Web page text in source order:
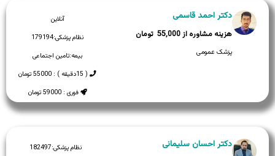
آنلاین
نظام پزشکی:179194
بیمه:تامین اجتماعی
( 15دقیقه ) : 55000 تومان
فوری : 59000 تومان
دکتر احمد قاسمی
55,000
پزشک عمومی
نظام پزشکی:182497
دکتر احسان سلیمانی